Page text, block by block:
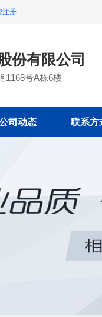
注册
份有限公司
1168号A栋6楼
司动态 联系方